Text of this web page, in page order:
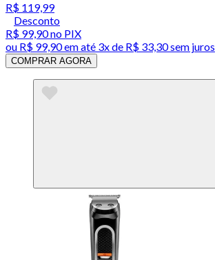
R$ 119,99
Desconto
R$ 99,90no PIX
ou R$ 99,90em até 3x de R$ 33,30 sem juros
COMPRAR AGORA